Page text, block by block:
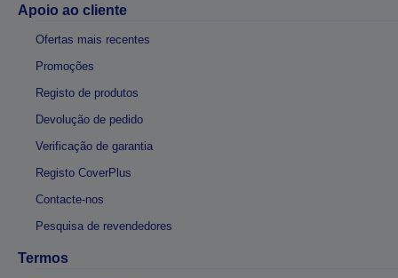
Apoio ao cliente
Ofertas mais recentes
Promoções
Registo de produtos
Devolução de pedido
Verificação de garantia
Registo CoverPlus
Contacte-nos
Pesquisa de revendedores
Termos